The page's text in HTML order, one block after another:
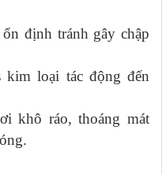
định tránh gây chập
kim loại tác động đến
khô ráo, thoáng mát